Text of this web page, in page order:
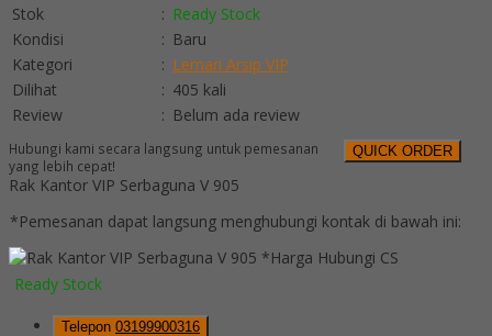
Stok
: Ready Stock
Kondisi
: Baru
Kategori
: Lemari Arsip VIP
Dilihat
: 405 kali
Review
: Belum ada review
QUICK ORDER
Hubungi kami secara langsung untuk pemesanan
yang lebih cepat!
Rak Kantor VIP Serbaguna V 905
*Pemesanan dapat langsung menghubungi kontak di bawah ini:
*Harga Hubungi CS
Ready Stock
Telepon 03199900316